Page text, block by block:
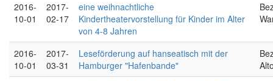
2016-
10-01
2017-
02-17
eine weihnachtliche
Kindertheatervorstellung für Kinder im Alter
von 4-8 Jahren
2016-
10-01
2017-
03-31
Leseförderung auf hanseatisch mit der
Hamburger "Hafenbande"